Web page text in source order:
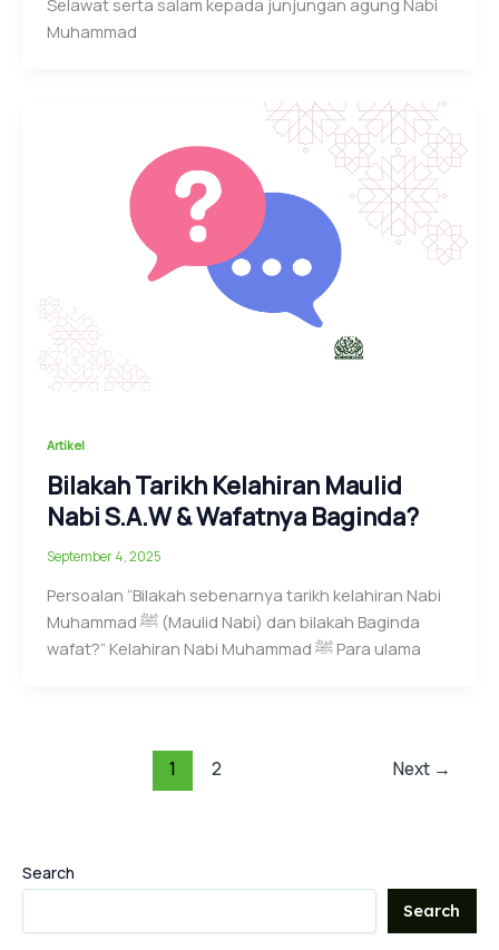
Muhammad
Artikel
Bilakah Tarikh Kelahiran Maulid
Nabi S.A.W & Wafatnya Baginda?
September 4, 2025
Persoalan “Bilakah sebenarnya tarikh kelahiran Nabi
Muhammad ﷺ (Maulid Nabi) dan bilakah Baginda
wafat?” Kelahiran Nabi Muhammad ﷺ Para ulama
1 2 Next →
Search
Search